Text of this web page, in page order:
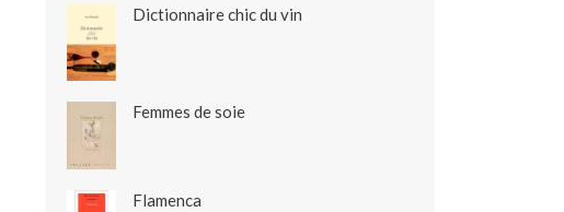
Dictionnaire chic du vin
Femmes de soie
Flamenca